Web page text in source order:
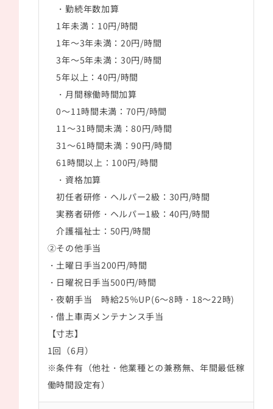
・勤続年数加算
1年未満：10円/時間
1年～3年未満：20円/時間
3年～5年未満：30円/時間
5年以上：40円/時間
・月間稼働時間加算
0～11時間未満：70円/時間
11～31時間未満：80円/時間
31～61時間未満：90円/時間
61時間以上：100円/時間
・資格加算
初任者研修・ヘルパー2級：30円/時間
実務者研修・ヘルパー1級：40円/時間
介護福祉士：50円/時間
②その他手当
・土曜日手当200円/時間
・日曜祝日手当500円/時間
・夜朝手当 時給25％UP(6～8時・18～22時)
・借上車両メンテナンス手当
【寸志】
1回（6月）
※条件有（他社・他業種との兼務無、年間最低稼
働時間設定有）